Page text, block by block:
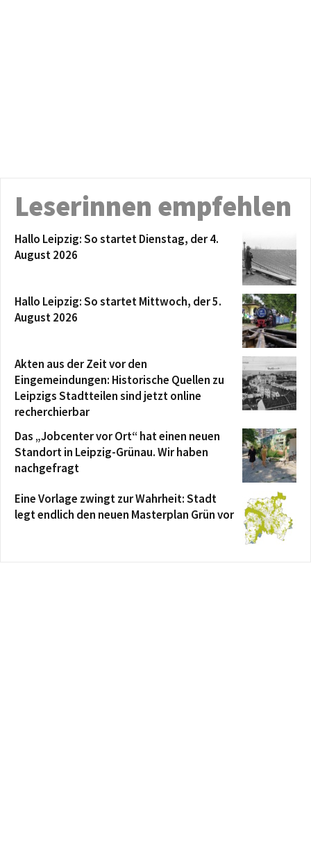
Leserinnen empfehlen
Hallo Leipzig: So startet Dienstag, der 4.
August 2026
Hallo Leipzig: So startet Mittwoch, der 5.
August 2026
Akten aus der Zeit vor den
Eingemeindungen: Historische Quellen zu
Leipzigs Stadtteilen sind jetzt online
recherchierbar
Das „Jobcenter vor Ort“ hat einen neuen
Standort in Leipzig-Grünau. Wir haben
nachgefragt
Eine Vorlage zwingt zur Wahrheit: Stadt
legt endlich den neuen Masterplan Grün vor